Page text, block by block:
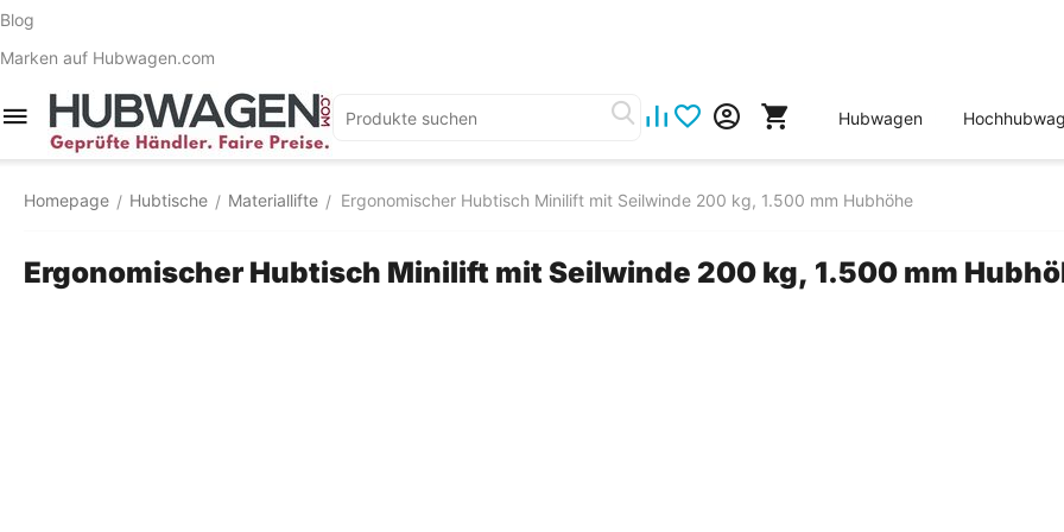
Blog
Marken auf Hubwagen.com
Hubwagen
Homepage / Hubtische / Materiallifte / Ergonomischer Hubtisch Minilift mit Seilwinde 200 kg, 1.500 mm Hubhöhe
Ergonomischer Hubtisch Minilift mit Seilwinde 200 kg, 1.500 mm